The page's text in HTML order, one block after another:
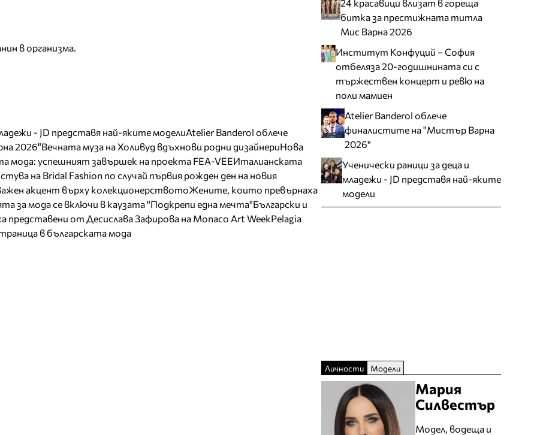
в организма.
- JD представя най-яките моделиAtelier Banderol облече
2026"Вечната муза на Холивуд вдъхнови родни дизайнериНова
мода: успешният завършек на проекта FEA-VEEИталианската
на Bridal Fashion по случай първия рожден ден на новия
акцент върху колекционерствотоЖените, които превърнаха
за мода се включи в каузата "Подкрепи една мечта"Български и
представени от Десислава Зафирова на Monaco Art WeekPelagia
в българската мода
24 красавици влизат в гореща
битка за престижната титла
Мис Варна 2026
Институт Конфуций – София
отбеляза 20-годишнината си с
тържествен концерт и ревю на
поли мамиен
Atelier Banderol облече
финалистите на "Мистър Варна
2026"
Ученически раници за деца и
младежи - JD представя най-яките
модели
Личности Модели
Мария
Силвестър
Модел, водеща и